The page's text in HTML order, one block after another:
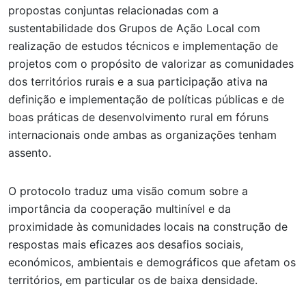
propostas conjuntas relacionadas com a
sustentabilidade dos Grupos de Ação Local com
realização de estudos técnicos e implementação de
projetos com o propósito de valorizar as comunidades
dos territórios rurais e a sua participação ativa na
definição e implementação de políticas públicas e de
boas práticas de desenvolvimento rural em fóruns
internacionais onde ambas as organizações tenham
assento.
O protocolo traduz uma visão comum sobre a
importância da cooperação multinível e da
proximidade às comunidades locais na construção de
respostas mais eficazes aos desafios sociais,
económicos, ambientais e demográficos que afetam os
territórios, em particular os de baixa densidade.